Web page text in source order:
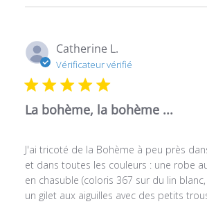
Catherine L.
Vérificateur vérifié
La bohème, la bohème ...
J'ai tricoté de la Bohème à peu près
et dans toutes les couleurs : une robe
en chasuble (coloris 367 sur du lin
un gilet aux aiguilles avec des petits